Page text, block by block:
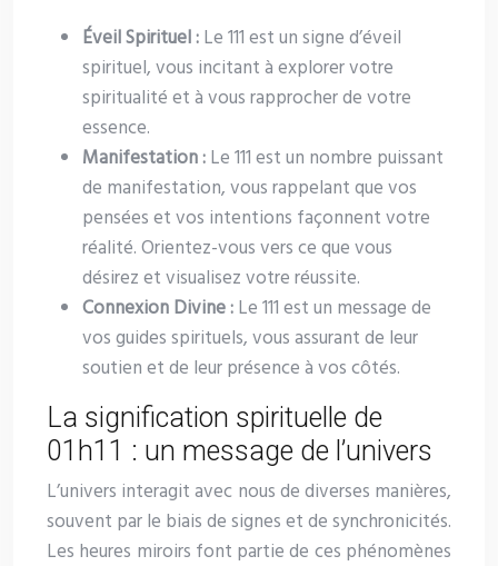
Éveil Spirituel :Le 111 est un signe d’éveil
spirituel, vous incitant à explorer votre
spiritualité et à vous rapprocher de votre
essence.
Manifestation :Le 111 est un nombre puissant
de manifestation, vous rappelant que vos
pensées et vos intentions façonnent votre
réalité. Orientez-vous vers ce que vous
désirez et visualisez votre réussite.
Connexion Divine :Le 111 est un message de
vos guides spirituels, vous assurant de leur
soutien et de leur présence à vos côtés.
La signification spirituelle de
01h11 : un message de l’univers
L’univers interagit avec nous de diverses manières,
souvent par le biais de signes et de synchronicités.
Les heures miroirs font partie de ces phénomènes